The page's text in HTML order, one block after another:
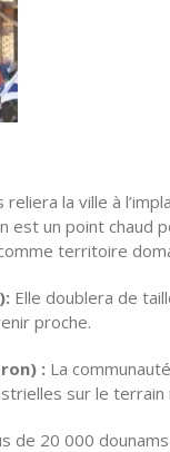
la ville à
est un point
territoire
Elle doublera de
proche.
: La
sur le terrain
de 20 000